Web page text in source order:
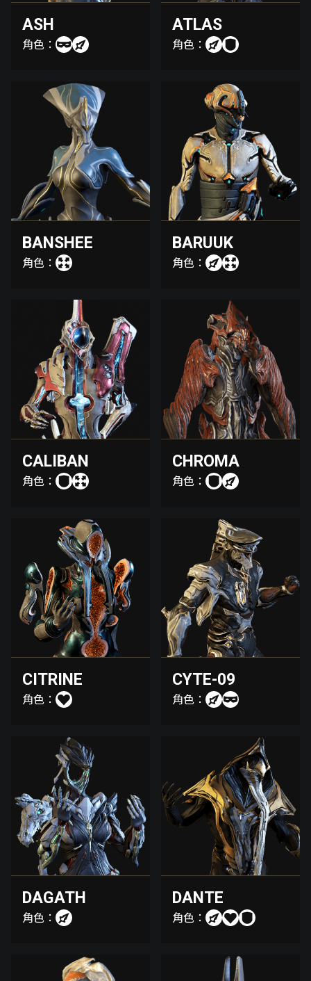
ASH
角色：
ATLAS
角色：
BANSHEE
角色：
BARUUK
角色：
CALIBAN
角色：
CHROMA
角色：
CITRINE
角色：
CYTE-09
角色：
DAGATH
角色：
DANTE
角色：